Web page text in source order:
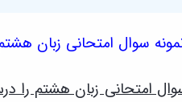
نمونه سوال امتحانی زبان
امتحانی زبان هشتم را